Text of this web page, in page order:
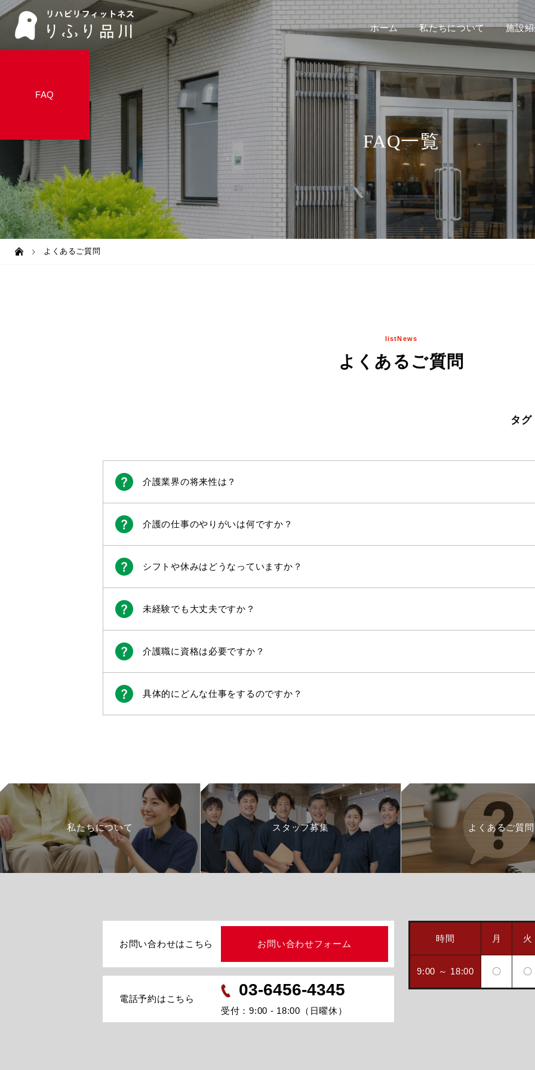
ホーム 私たちについて 施設
FAQ
FAQ一覧
よくあるご質問
listNews
よくあるご質問
タグ
介護業界の将来性は？
介護の仕事のやりがいは何ですか？
シフトや休みはどうなっていますか？
未経験でも大丈夫ですか？
介護職に資格は必要ですか？
具体的にどんな仕事をするのですか？
私たちについて スタッフ募集 よくあるご質問
お問い合わせはこちら お問い合わせフォーム
電話予約はこちら 03-6456-4345
受付：9:00 - 18:00（日曜休）
時間 月 火
9:00 ～ 18:00 〇 〇